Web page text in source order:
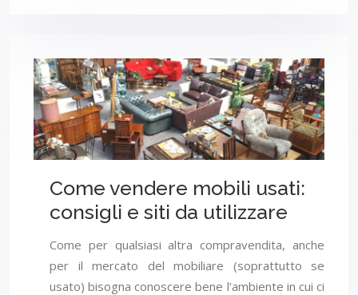
Come vendere mobili usati:
consigli e siti da utilizzare
Come per qualsiasi altra compravendita, anche
per il mercato del mobiliare (soprattutto se
usato) bisogna conoscere bene l’ambiente in cui ci